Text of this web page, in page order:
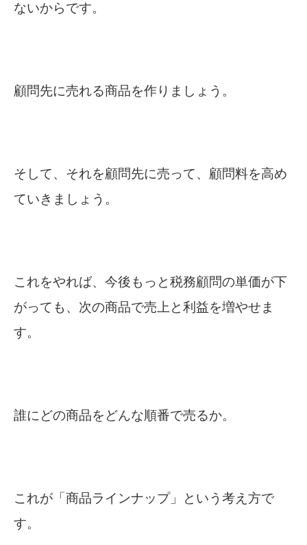
ないからです。
顧問先に売れる商品を作りましょう。
そして、それを顧問先に売って、顧問料を高め
ていきましょう。
これをやれば、今後もっと税務顧問の単価が下
がっても、次の商品で売上と利益を増やせま
す。
誰にどの商品をどんな順番で売るか。
これが「商品ラインナップ」という考え方で
す。